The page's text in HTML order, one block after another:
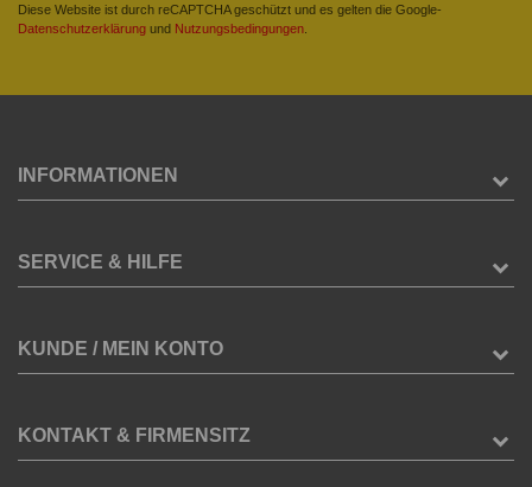
Diese Website ist durch reCAPTCHA geschützt und es gelten die Google-
Datenschutzerklärung und Nutzungsbedingungen
INFORMATIONEN
SERVICE & HILFE
KUNDE / MEIN KONTO
KONTAKT & FIRMENSITZ